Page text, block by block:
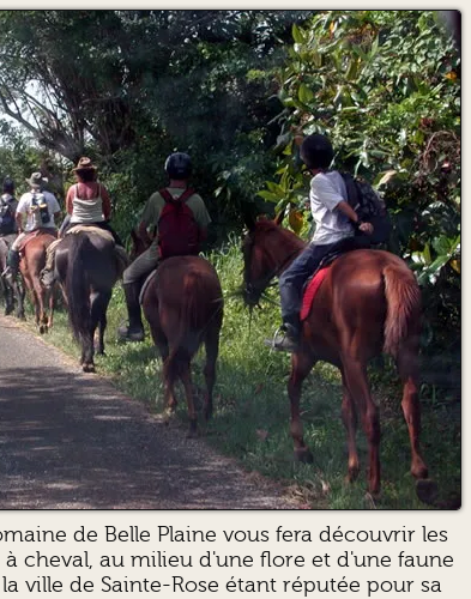
de Belle Plaine vous fera découvrir les
cheval, au milieu d'une flore et d'une faune
ville de Sainte-Rose étant réputée pour sa